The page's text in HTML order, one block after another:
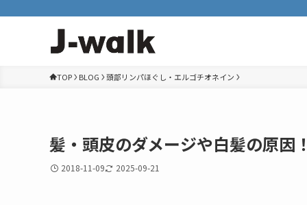
TOP BLOG 頭部リンパほぐし・エルゴチオネイン
髪・頭皮のダメージや白髪の原因
2018-11-09 2025-09-21